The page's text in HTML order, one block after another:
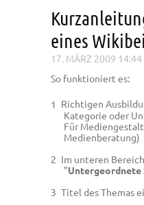
eines
17. MÄRZ 2009 14:44
So funktioniert es:
Richtigen
Kategorie oder
Für
Medienberatung)
Im unteren
"Untergeordnete
Titel des Themas